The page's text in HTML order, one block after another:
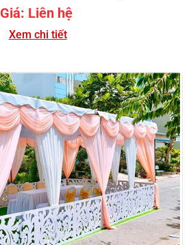
Giá: Liên hệ
Xem chi tiết